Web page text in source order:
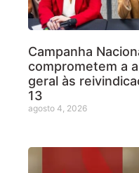
Campanha
comprometem a
geral às
13
agosto 4, 2026